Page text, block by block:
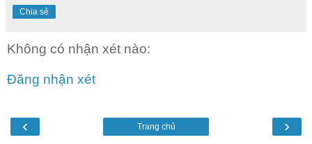
Chia sẻ
Không có nhận xét nào:
Đăng nhận xét
‹ ›
Trang chủ